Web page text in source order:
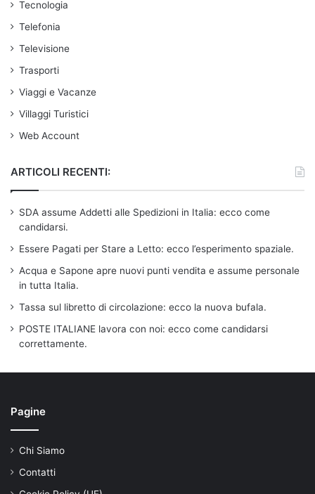
Tecnologia
Telefonia
Televisione
Trasporti
Viaggi e Vacanze
Villaggi Turistici
Web Account
ARTICOLI RECENTI:
SDA assume Addetti alle Spedizioni in Italia: ecco come
candidarsi.
Essere Pagati per Stare a Letto: ecco l’esperimento spaziale.
Acqua e Sapone apre nuovi punti vendita e assume personale
in tutta Italia.
Tassa sul libretto di circolazione: ecco la nuova bufala.
POSTE ITALIANE lavora con noi: ecco come candidarsi
correttamente.
Pagine
Chi Siamo
Contatti